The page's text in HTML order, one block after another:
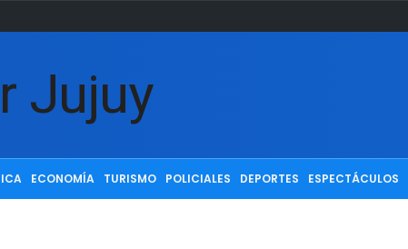
ECONOMÍA TURISMO POLICIALES DEPORTES ESPECTÁCULOS